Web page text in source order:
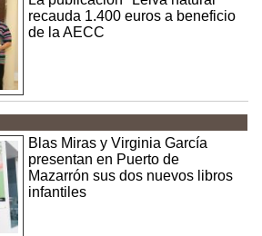
recauda 1.400 euros a beneficio
de la AECC
Blas Miras y Virginia García
presentan en Puerto de
Mazarrón sus dos nuevos libros
infantiles